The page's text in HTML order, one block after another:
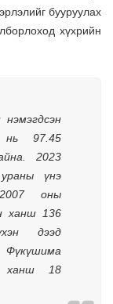
бууруулах
хүхрийн
нь 97.45
2023
үнэ
оны
ханш 136
дээд
Фүкүшима
ханш 18